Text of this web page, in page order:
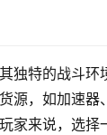
独特的战斗
源，如加速
家来说，选择